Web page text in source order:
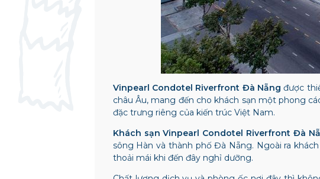
Vinpearl Condotel Riverfront Đà Nẵng được
châu Âu, mang đến cho khách sạn một phong
đặc trưng riêng của kiến trúc Việt Nam.
Khách sạn Vinpearl Condotel Riverfront Đà
sông Hàn và thành phố Đà Nẵng. Ngoài ra
thoải mái khi đến đây nghỉ dưỡng.